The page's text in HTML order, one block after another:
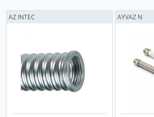
AZ INTEC AYVAZ N